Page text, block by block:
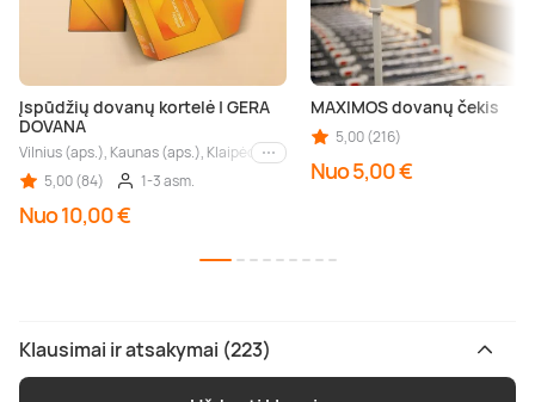
Įspūdžių dovanų kortelė | GERA
DOVANA
Vilnius (aps.), Kaunas (aps.), Klaipėda (aps.), Palanga (aps.), Nida (aps.),
Kiti miestai
5,00 (84)
1-3 asm.
Nuo 10,00 €
MAXIMOS dovanų čekis
5,00 (216)
Nuo 5,00 €
Klausimai ir atsakymai (223)